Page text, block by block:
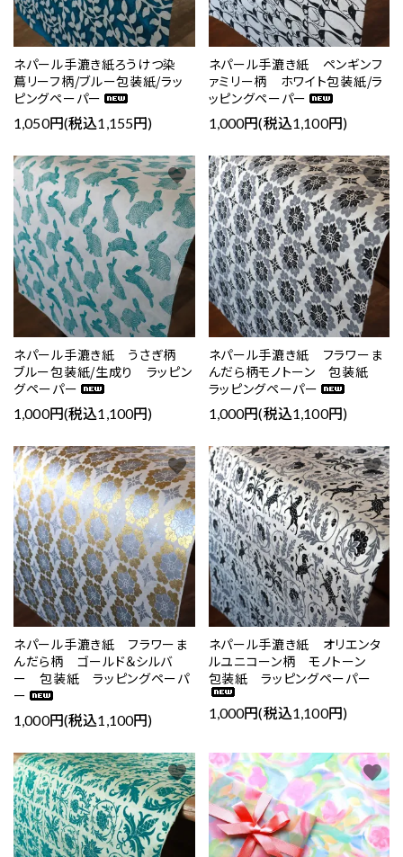
ネパール手漉き紙ろうけつ染
蔦リーフ柄/ブルー包装紙/ラッ
ピングペーパー
1,050円(税込1,155円)
ネパール手漉き紙 ペンギンフ
ァミリー柄 ホワイト包装紙/ラ
ッピングペーパー
1,000円(税込1,100円)
ネパール手漉き紙 うさぎ柄
ブルー包装紙/生成り ラッピン
グペーパー
1,000円(税込1,100円)
favorite
ネパール手漉き紙 フラワーま
んだら柄モノトーン 包装紙
ラッピングペーパー
1,000円(税込1,100円)
favorite
ネパール手漉き紙 フラワーま
んだら柄 ゴールド＆シルバ
ー 包装紙 ラッピングペーパ
ー
1,000円(税込1,100円)
favorite
ネパール手漉き紙 オリエンタ
ルユニコーン柄 モノトーン
包装紙 ラッピングペーパー
1,000円(税込1,100円)
favorite
favorite favorite